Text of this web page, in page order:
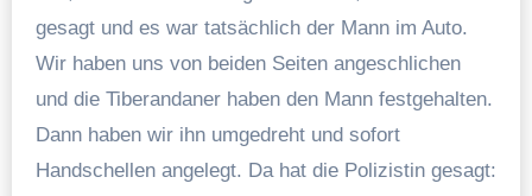
gesagt und es war tatsächlich der Mann im Auto.
Wir haben uns von beiden Seiten angeschlichen
und die Tiberandaner haben den Mann festgehalten.
Dann haben wir ihn umgedreht und sofort
Handschellen angelegt. Da hat die Polizistin gesagt: